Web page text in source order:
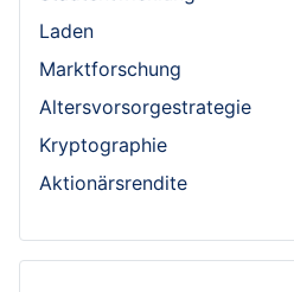
Laden
Marktforschung
Altersvorsorgestrategie
Kryptographie
Aktionärsrendite